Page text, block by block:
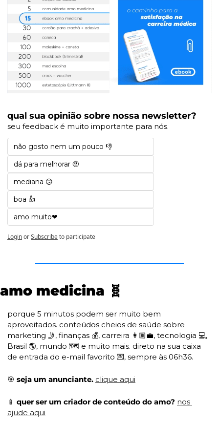
qual sua opinião sobre nossa newsletter?
seu feedback é muito importante para nós.
não gosto nem um pouco 👎
dá para melhorar 🤨
mediana 😕
boa 👍
amo muito❤️
LoginorSubscribeto participate
amo medicina 🧬
porque 5 minutos podem ser muito bem
aproveitados. conteúdos cheios de saúde sobre
marketing 🤳, finanças 💰, carreira 👩🏽‍💼, tecnologia 💻,
Brasil 🌎, mundo 🗺️ e muito mais. direto na sua caixa
de entrada do e-mail favorito 💌, sempre às 06h36.
🎯 seja um anunciante. clique aqui
📱 quer ser um criador de conteúdo do amo? nos
ajude aqui